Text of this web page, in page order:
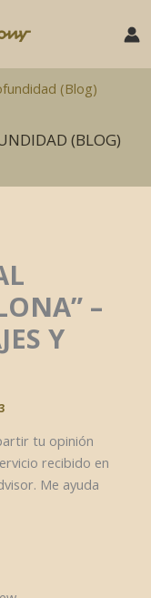
(Blog)
(BLOG)
–
Y
tu opinión
recibido en
Me ayuda